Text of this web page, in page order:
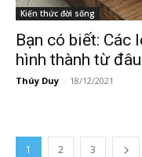
Kiến thức đời sống
Bạn có biết: Các
hình thành từ
Thúy Duy - 18/12/2021
1 2 3